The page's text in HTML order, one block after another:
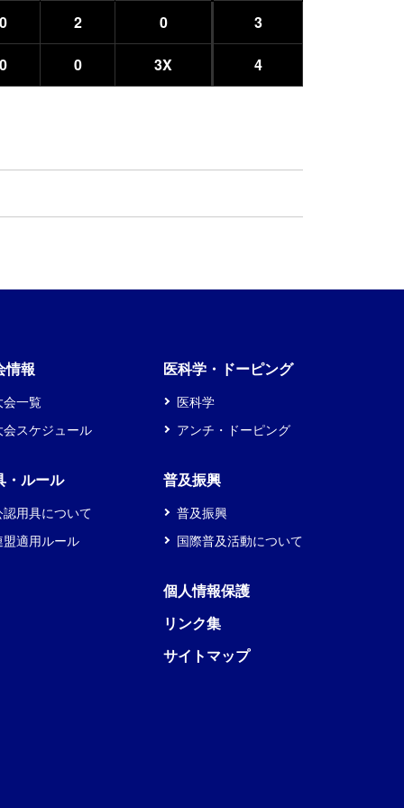
0 2 0 3
0 0 3X 4
情報
会一覧
会スケジュール
・ルール
認用具について
盟適用ルール
医科学・ドーピング
医科学
アンチ・ドーピング
普及振興
普及振興
国際普及活動について
個人情報保護
リンク集
サイトマップ